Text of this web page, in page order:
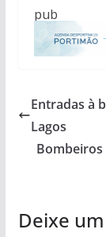
pub
Entradas à
Lagos
Deixe